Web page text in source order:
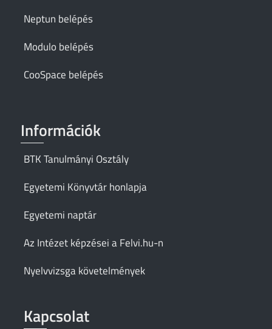
Neptun belépés
Modulo belépés
CooSpace belépés
Információk
BTK Tanulmányi Osztály
Egyetemi Könyvtár honlapja
Egyetemi naptár
Az Intézet képzései a Felvi.hu-n
Nyelvvizsga követelmények
Kapcsolat